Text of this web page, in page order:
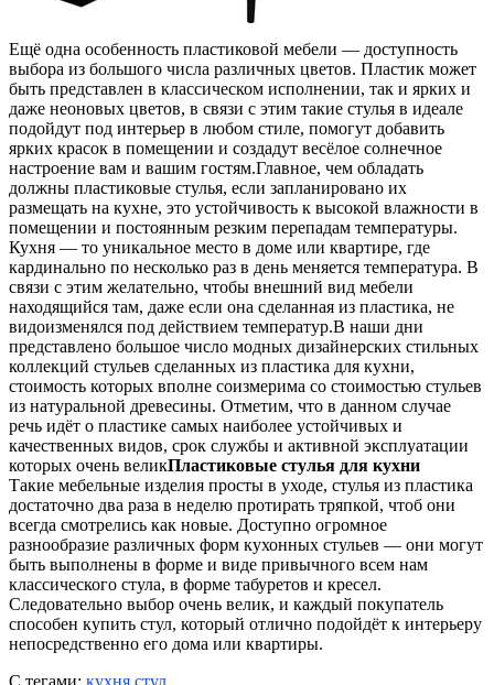
Ещё одна особенность пластиковой мебели — доступность
выбора из большого числа различных цветов. Пластик может
быть представлен в классическом исполнении, так и ярких и
даже неоновых цветов, в связи с этим такие стулья в идеале
подойдут под интерьер в любом стиле, помогут добавить
ярких красок в помещении и создадут весёлое солнечное
настроение вам и вашим гостям.Главное, чем обладать
должны пластиковые стулья, если запланировано их
размещать на кухне, это устойчивость к высокой влажности в
помещении и постоянным резким перепадам температуры.
Кухня — то уникальное место в доме или квартире, где
кардинально по несколько раз в день меняется температура. В
связи с этим желательно, чтобы внешний вид мебели
находящийся там, даже если она сделанная из пластика, не
видоизменялся под действием температур.В наши дни
представлено большое число модных дизайнерских стильных
коллекций стульев сделанных из пластика для кухни,
стоимость которых вполне соизмерима со стоимостью стульев
из натуральной древесины. Отметим, что в данном случае
речь идёт о пластике самых наиболее устойчивых и
качественных видов, срок службы и активной эксплуатации
которых очень великПластиковые стулья для кухни
Такие мебельные изделия просты в уходе, стулья из пластика
достаточно два раза в неделю протирать тряпкой, чтоб они
всегда смотрелись как новые. Доступно огромное
разнообразие различных форм кухонных стульев — они могут
быть выполнены в форме и виде привычного всем нам
классического стула, в форме табуретов и кресел.
Следовательно выбор очень велик, и каждый покупатель
способен купить стул, который отлично подойдёт к интерьеру
непосредственно его дома или квартиры.
С тегами: кухня стул